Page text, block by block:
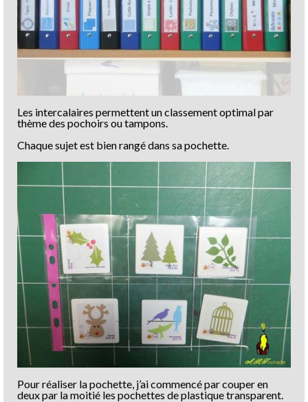
Les intercalaires permettent un classement optimal par
thème des pochoirs ou tampons.
Chaque sujet est bien rangé dans sa pochette.
Pour réaliser la pochette, j’ai commencé par couper en
deux par la moitié les pochettes de plastique transparent.